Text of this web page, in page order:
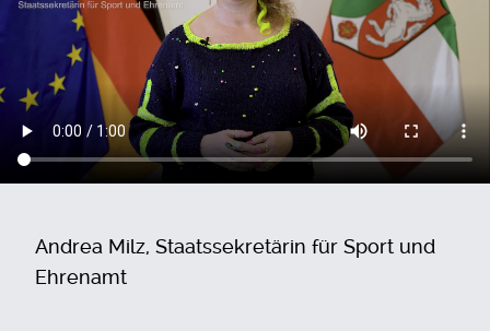
Andrea Milz, Staatssekretärin für Sport und
Ehrenamt